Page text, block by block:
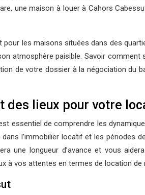
une maison à louer à Cahors
les maisons situées dans des
atmosphère paisible. Savoir
de votre dossier à la négociation du
des lieux pour votre
essentiel de comprendre les
l’immobilier locatif et les
une longueur d’avance et vous
à vos attentes en termes de location de